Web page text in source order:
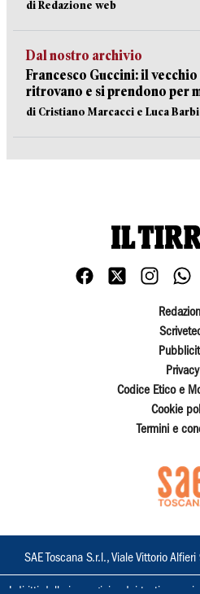
di Redazione web
Dal nostro archivio
Francesco Guccini: il
ritrovano e si prendono per
di Cristiano Marcacci e Luca
Privacy
Codice Etico e
Cookie
Termini e
SAE Toscana S.r.l., Viale Vittorio
I diritti delle immagini e dei testi sono